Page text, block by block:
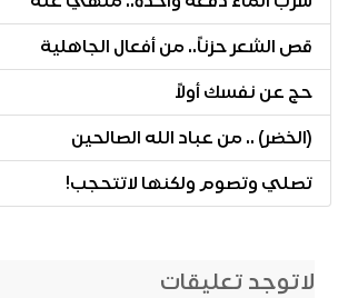
قص الشعر حزناً.. من أفعال الجاهلية
حج عن نفسك أولاً
(الخضر) .. من عباد الله الصالحين
تصلي وتصوم ولكنها لاتتحجب!
لاتوجد تعليقات